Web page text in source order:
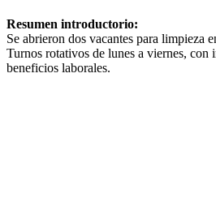
Resumen introductorio:
Se abrieron dos vacantes para limpieza
Turnos rotativos de lunes a viernes, con
beneficios laborales.